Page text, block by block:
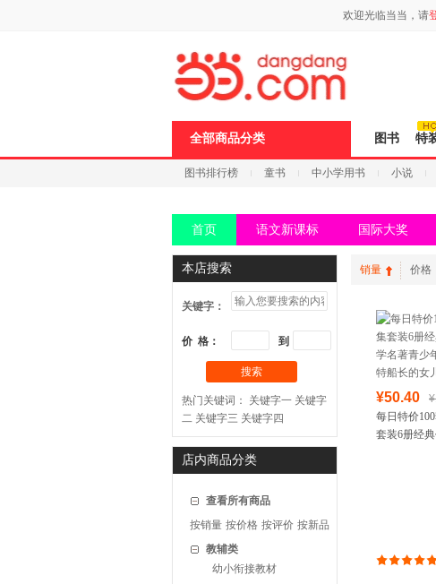
欢迎光临当当，请
全部商品分类 图书 特
图书排行榜 童书 中小学用书 小说
首页 语文新课标 国际大奖
本店搜索
关键字：
价 格： 到
搜索
热门关键词： 关键字一 关键字
二 关键字三 关键字四
店内商品分类
查看所有商品
按销量 按价格 按评价 按新品
教辅类
幼小衔接教材
销量 价格
¥50.40
每日特价
套装6册经
页